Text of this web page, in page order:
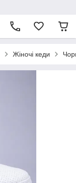
Жіночі кеди